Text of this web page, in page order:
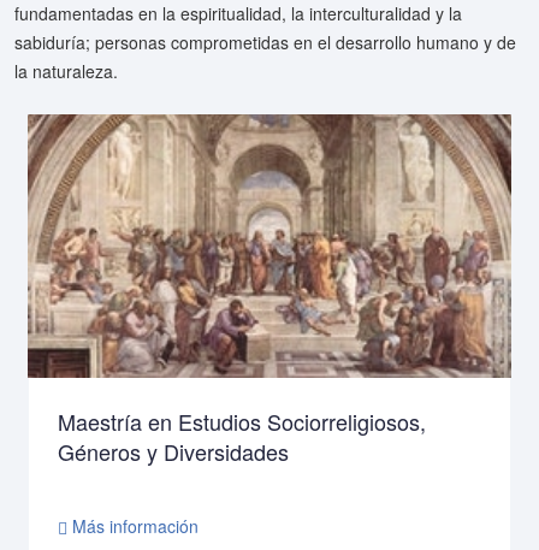
fundamentadas en la espiritualidad, la interculturalidad y la
sabiduría; personas comprometidas en el desarrollo humano y de
la naturaleza.
Maestría en Estudios Sociorreligiosos,
Géneros y Diversidades
Más información